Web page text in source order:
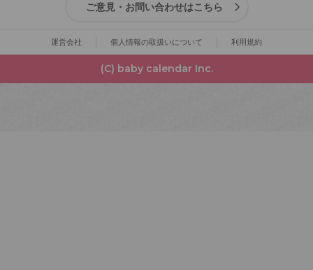
ご意見・お問い合わせはこちら
運営会社 個人情報の取扱いについて 利用規約
(C) baby calendar Inc.